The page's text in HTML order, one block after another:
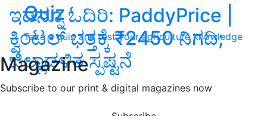
Quiz
Take a quiz and test your agriculture knowledge
Magazine
Subscribe to our print & digital magazines now
ಇದನ್ನೂ ಓದಿರಿ: PaddyPrice |
ಕ್ವಿಂಟಲ್ ಭತ್ತಕ್ಕೆ ₹2450 ನಿಗದಿ;
ಜಿಲ್ಲಾಡಳಿತ ಸ್ಪಷ್ಟನೆ